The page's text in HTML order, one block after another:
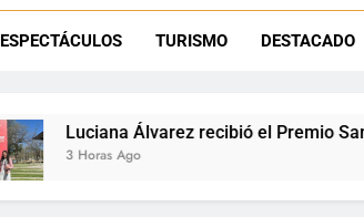
ESPECTÁCULOS TURISMO DESTACADO
el Premio San Salvador: La Quiaca